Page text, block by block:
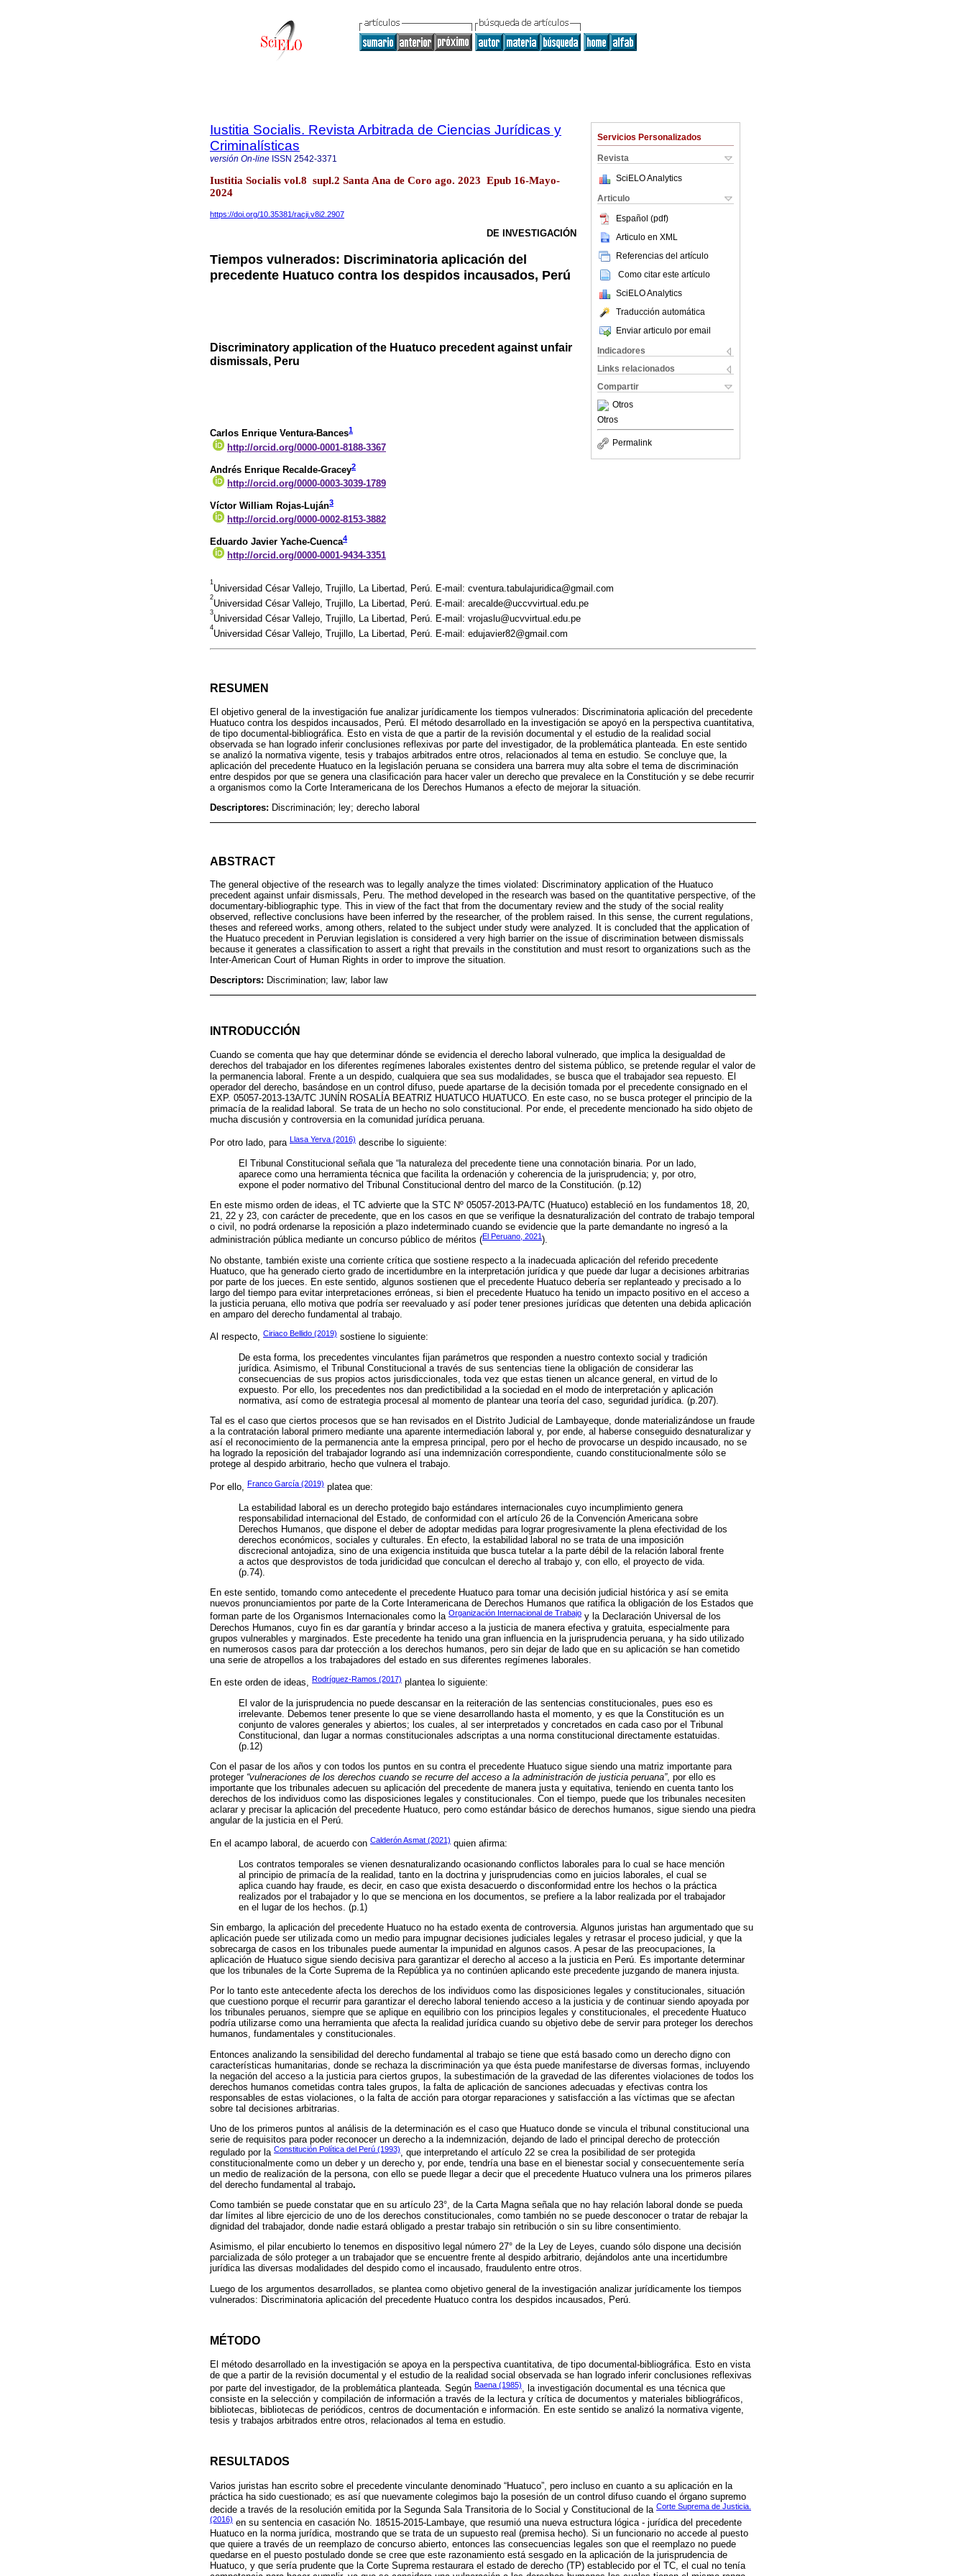
Servicios Personalizados
Revista
SciELO Analytics
Articulo
Español (pdf)
Articulo en XML
Referencias del artículo
Como citar este artículo
SciELO Analytics
Traducción automática
Enviar articulo por email
Indicadores
Links relacionados
Compartir
Otros
Otros
Permalink
Iustitia Socialis. Revista Arbitrada de Ciencias Jurídicas y
Criminalísticas
versión On-line ISSN 2542-3371
Iustitia Socialis vol.8 supl.2 Santa Ana de Coro ago. 2023 Epub 16-Mayo-
2024
https://doi.org/10.35381/racji.v8i2.2907
DE INVESTIGACIÓN
Tiempos vulnerados: Discriminatoria aplicación del
precedente Huatuco contra los despidos incausados, Perú
Discriminatory application of the Huatuco precedent against unfair
dismissals, Peru
Carlos Enrique Ventura-Bances1
http://orcid.org/0000-0001-8188-3367
Andrés Enrique Recalde-Gracey2
http://orcid.org/0000-0003-3039-1789
Víctor William Rojas-Luján3
http://orcid.org/0000-0002-8153-3882
Eduardo Javier Yache-Cuenca4
http://orcid.org/0000-0001-9434-3351
1
Universidad César Vallejo, Trujillo, La Libertad, Perú. E-mail: cventura.tabulajuridica@gmail.com
2
Universidad César Vallejo, Trujillo, La Libertad, Perú. E-mail: arecalde@uccvvirtual.edu.pe
3
Universidad César Vallejo, Trujillo, La Libertad, Perú. E-mail: vrojaslu@ucvvirtual.edu.pe
4
Universidad César Vallejo, Trujillo, La Libertad, Perú. E-mail: edujavier82@gmail.com
RESUMEN
El objetivo general de la investigación fue analizar jurídicamente los tiempos vulnerados: Discriminatoria aplicación del precedente
Huatuco contra los despidos incausados, Perú. El método desarrollado en la investigación se apoyó en la perspectiva cuantitativa,
de tipo documental-bibliográfica. Esto en vista de que a partir de la revisión documental y el estudio de la realidad social
observada se han logrado inferir conclusiones reflexivas por parte del investigador, de la problemática planteada. En este sentido
se analizó la normativa vigente, tesis y trabajos arbitrados entre otros, relacionados al tema en estudio. Se concluye que, la
aplicación del precedente Huatuco en la legislación peruana se considera una barrera muy alta sobre el tema de discriminación
entre despidos por que se genera una clasificación para hacer valer un derecho que prevalece en la Constitución y se debe recurrir
a organismos como la Corte Interamericana de los Derechos Humanos a efecto de mejorar la situación.
Descriptores: Discriminación; ley; derecho laboral
ABSTRACT
The general objective of the research was to legally analyze the times violated: Discriminatory application of the Huatuco
precedent against unfair dismissals, Peru. The method developed in the research was based on the quantitative perspective, of the
documentary-bibliographic type. This in view of the fact that from the documentary review and the study of the social reality
observed, reflective conclusions have been inferred by the researcher, of the problem raised. In this sense, the current regulations,
theses and refereed works, among others, related to the subject under study were analyzed. It is concluded that the application of
the Huatuco precedent in Peruvian legislation is considered a very high barrier on the issue of discrimination between dismissals
because it generates a classification to assert a right that prevails in the constitution and must resort to organizations such as the
Inter-American Court of Human Rights in order to improve the situation.
Descriptors: Discrimination; law; labor law
INTRODUCCIÓN
Cuando se comenta que hay que determinar dónde se evidencia el derecho laboral vulnerado, que implica la desigualdad de
derechos del trabajador en los diferentes regímenes laborales existentes dentro del sistema público, se pretende regular el valor de
la permanencia laboral. Frente a un despido, cualquiera que sea sus modalidades, se busca que el trabajador sea repuesto. El
operador del derecho, basándose en un control difuso, puede apartarse de la decisión tomada por el precedente consignado en el
EXP. 05057-2013-13A/TC JUNÍN ROSALÍA BEATRIZ HUATUCO HUATUCO. En este caso, no se busca proteger el principio de la
primacía de la realidad laboral. Se trata de un hecho no solo constitucional. Por ende, el precedente mencionado ha sido objeto de
mucha discusión y controversia en la comunidad jurídica peruana.
Por otro lado, para Llasa Yerva (2016) describe lo siguiente:
El Tribunal Constitucional señala que “la naturaleza del precedente tiene una connotación binaria. Por un lado,
aparece como una herramienta técnica que facilita la ordenación y coherencia de la jurisprudencia; y, por otro,
expone el poder normativo del Tribunal Constitucional dentro del marco de la Constitución. (p.12)
En este mismo orden de ideas, el TC advierte que la STC Nº 05057-2013-PA/TC (Huatuco) estableció en los fundamentos 18, 20,
21, 22 y 23, con carácter de precedente, que en los casos en que se verifique la desnaturalización del contrato de trabajo temporal
o civil, no podrá ordenarse la reposición a plazo indeterminado cuando se evidencie que la parte demandante no ingresó a la
administración pública mediante un concurso público de méritos (El Peruano, 2021).
No obstante, también existe una corriente crítica que sostiene respecto a la inadecuada aplicación del referido precedente
Huatuco, que ha generado cierto grado de incertidumbre en la interpretación jurídica y que puede dar lugar a decisiones arbitrarias
por parte de los jueces. En este sentido, algunos sostienen que el precedente Huatuco debería ser replanteado y precisado a lo
largo del tiempo para evitar interpretaciones erróneas, si bien el precedente Huatuco ha tenido un impacto positivo en el acceso a
la justicia peruana, ello motiva que podría ser reevaluado y así poder tener presiones jurídicas que detenten una debida aplicación
en amparo del derecho fundamental al trabajo.
Al respecto, Ciriaco Bellido (2019) sostiene lo siguiente:
De esta forma, los precedentes vinculantes fijan parámetros que responden a nuestro contexto social y tradición
jurídica. Asimismo, el Tribunal Constitucional a través de sus sentencias tiene la obligación de considerar las
consecuencias de sus propios actos jurisdiccionales, toda vez que estas tienen un alcance general, en virtud de lo
expuesto. Por ello, los precedentes nos dan predictibilidad a la sociedad en el modo de interpretación y aplicación
normativa, así como de estrategia procesal al momento de plantear una teoría del caso, seguridad jurídica. (p.207).
Tal es el caso que ciertos procesos que se han revisados en el Distrito Judicial de Lambayeque, donde materializándose un fraude
a la contratación laboral primero mediante una aparente intermediación laboral y, por ende, al haberse conseguido desnaturalizar y
así el reconocimiento de la permanencia ante la empresa principal, pero por el hecho de provocarse un despido incausado, no se
ha logrado la reposición del trabajador logrando así una indemnización correspondiente, cuando constitucionalmente sólo se
protege al despido arbitrario, hecho que vulnera el trabajo.
Por ello, Franco García (2019) platea que:
La estabilidad laboral es un derecho protegido bajo estándares internacionales cuyo incumplimiento genera
responsabilidad internacional del Estado, de conformidad con el artículo 26 de la Convención Americana sobre
Derechos Humanos, que dispone el deber de adoptar medidas para lograr progresivamente la plena efectividad de los
derechos económicos, sociales y culturales. En efecto, la estabilidad laboral no se trata de una imposición
discrecional antojadiza, sino de una exigencia instituida que busca tutelar a la parte débil de la relación laboral frente
a actos que desprovistos de toda juridicidad que conculcan el derecho al trabajo y, con ello, el proyecto de vida.
(p.74).
En este sentido, tomando como antecedente el precedente Huatuco para tomar una decisión judicial histórica y así se emita
nuevos pronunciamientos por parte de la Corte Interamericana de Derechos Humanos que ratifica la obligación de los Estados que
forman parte de los Organismos Internacionales como la Organización Internacional de Trabajo y la Declaración Universal de los
Derechos Humanos, cuyo fin es dar garantía y brindar acceso a la justicia de manera efectiva y gratuita, especialmente para
grupos vulnerables y marginados. Este precedente ha tenido una gran influencia en la jurisprudencia peruana, y ha sido utilizado
en numerosos casos para dar protección a los derechos humanos, pero sin dejar de lado que en su aplicación se han cometido
una serie de atropellos a los trabajadores del estado en sus diferentes regímenes laborales.
En este orden de ideas, Rodríguez-Ramos (2017) plantea lo siguiente:
El valor de la jurisprudencia no puede descansar en la reiteración de las sentencias constitucionales, pues eso es
irrelevante. Debemos tener presente lo que se viene desarrollando hasta el momento, y es que la Constitución es un
conjunto de valores generales y abiertos; los cuales, al ser interpretados y concretados en cada caso por el Tribunal
Constitucional, dan lugar a normas constitucionales adscriptas a una norma constitucional directamente estatuidas.
(p.12)
Con el pasar de los años y con todos los puntos en su contra el precedente Huatuco sigue siendo una matriz importante para
proteger “vulneraciones de los derechos cuando se recurre del acceso a la administración de justicia peruana”, por ello es
importante que los tribunales adecuen su aplicación del precedente de manera justa y equitativa, teniendo en cuenta tanto los
derechos de los individuos como las disposiciones legales y constitucionales. Con el tiempo, puede que los tribunales necesiten
aclarar y precisar la aplicación del precedente Huatuco, pero como estándar básico de derechos humanos, sigue siendo una piedra
angular de la justicia en el Perú.
En el acampo laboral, de acuerdo con Calderón Asmat (2021) quien afirma:
Los contratos temporales se vienen desnaturalizando ocasionando conflictos laborales para lo cual se hace mención
al principio de primacía de la realidad, tanto en la doctrina y jurisprudencias como en juicios laborales, el cual se
aplica cuando hay fraude, es decir, en caso que exista desacuerdo o disconformidad entre los hechos o la práctica
realizados por el trabajador y lo que se menciona en los documentos, se prefiere a la labor realizada por el trabajador
en el lugar de los hechos. (p.1)
Sin embargo, la aplicación del precedente Huatuco no ha estado exenta de controversia. Algunos juristas han argumentado que su
aplicación puede ser utilizada como un medio para impugnar decisiones judiciales legales y retrasar el proceso judicial, y que la
sobrecarga de casos en los tribunales puede aumentar la impunidad en algunos casos. A pesar de las preocupaciones, la
aplicación de Huatuco sigue siendo decisiva para garantizar el derecho al acceso a la justicia en Perú. Es importante determinar
que los tribunales de la Corte Suprema de la República ya no continúen aplicando este precedente juzgando de manera injusta.
Por lo tanto este antecedente afecta los derechos de los individuos como las disposiciones legales y constitucionales, situación
que cuestiono porque el recurrir para garantizar el derecho laboral teniendo acceso a la justicia y de continuar siendo apoyada por
los tribunales peruanos, siempre que se aplique en equilibrio con los principios legales y constitucionales, el precedente Huatuco
podría utilizarse como una herramienta que afecta la realidad jurídica cuando su objetivo debe de servir para proteger los derechos
humanos, fundamentales y constitucionales.
Entonces analizando la sensibilidad del derecho fundamental al trabajo se tiene que está basado como un derecho digno con
características humanitarias, donde se rechaza la discriminación ya que ésta puede manifestarse de diversas formas, incluyendo
la negación del acceso a la justicia para ciertos grupos, la subestimación de la gravedad de las diferentes violaciones de todos los
derechos humanos cometidas contra tales grupos, la falta de aplicación de sanciones adecuadas y efectivas contra los
responsables de estas violaciones, o la falta de acción para otorgar reparaciones y satisfacción a las víctimas que se afectan
sobre tal decisiones arbitrarias.
Uno de los primeros puntos al análisis de la determinación es el caso que Huatuco donde se vincula el tribunal constitucional una
serie de requisitos para poder reconocer un derecho a la indemnización, dejando de lado el principal derecho de protección
regulado por la Constitución Política del Perú (1993), que interpretando el artículo 22 se crea la posibilidad de ser protegida
constitucionalmente como un deber y un derecho y, por ende, tendría una base en el bienestar social y consecuentemente sería
un medio de realización de la persona, con ello se puede llegar a decir que el precedente Huatuco vulnera una los primeros pilares
del derecho fundamental al trabajo.
Como también se puede constatar que en su artículo 23°, de la Carta Magna señala que no hay relación laboral donde se pueda
dar límites al libre ejercicio de uno de los derechos constitucionales, como también no se puede desconocer o tratar de rebajar la
dignidad del trabajador, donde nadie estará obligado a prestar trabajo sin retribución o sin su libre consentimiento.
Asimismo, el pilar encubierto lo tenemos en dispositivo legal número 27° de la Ley de Leyes, cuando sólo dispone una decisión
parcializada de sólo proteger a un trabajador que se encuentre frente al despido arbitrario, dejándolos ante una incertidumbre
jurídica las diversas modalidades del despido como el incausado, fraudulento entre otros.
Luego de los argumentos desarrollados, se plantea como objetivo general de la investigación analizar jurídicamente los tiempos
vulnerados: Discriminatoria aplicación del precedente Huatuco contra los despidos incausados, Perú.
MÉTODO
El método desarrollado en la investigación se apoya en la perspectiva cuantitativa, de tipo documental-bibliográfica. Esto en vista
de que a partir de la revisión documental y el estudio de la realidad social observada se han logrado inferir conclusiones reflexivas
por parte del investigador, de la problemática planteada. Según Baena (1985), la investigación documental es una técnica que
consiste en la selección y compilación de información a través de la lectura y crítica de documentos y materiales bibliográficos,
bibliotecas, bibliotecas de periódicos, centros de documentación e información. En este sentido se analizó la normativa vigente,
tesis y trabajos arbitrados entre otros, relacionados al tema en estudio.
RESULTADOS
Varios juristas han escrito sobre el precedente vinculante denominado “Huatuco”, pero incluso en cuanto a su aplicación en la
práctica ha sido cuestionado; es así que nuevamente colegimos bajo la posesión de un control difuso cuando el órgano supremo
decide a través de la resolución emitida por la Segunda Sala Transitoria de lo Social y Constitucional de la Corte Suprema de Justicia.
(2016) en su sentencia en casación No. 18515-2015-Lambaye, que resumió una nueva estructura lógica - jurídica del precedente
Huatuco en la norma jurídica, mostrando que se trata de un supuesto real (premisa hecho). Si un funcionario no accede al puesto
que quiere a través de un reemplazo de concurso abierto, entonces las consecuencias legales son que el reemplazo no puede
quedarse en el puesto postulado donde se cree que este razonamiento está sesgado en la aplicación de la jurisprudencia de
Huatuco, y que sería prudente que la Corte Suprema restaurara el estado de derecho (TP) establecido por el TC, el cual no tenía